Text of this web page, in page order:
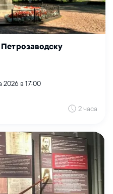
2026 в 17:00
2 часа